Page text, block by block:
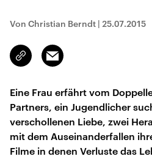
Von Christian Berndt | 25.07.2015
Link
kopieren/teilen
Email
Eine Frau erfährt vom
Partners, ein Jugendlicher
verschollenen Liebe, zwei
mit dem Auseinanderfallen
Filme in denen Verluste das